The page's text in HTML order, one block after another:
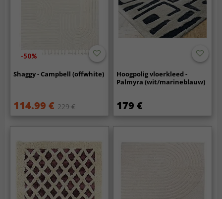
-50%
Shaggy - Campbell (offwhite)
114.99 € 229 €
Hoogpolig vloerkleed -
Palmyra (wit/marineblauw)
179 €